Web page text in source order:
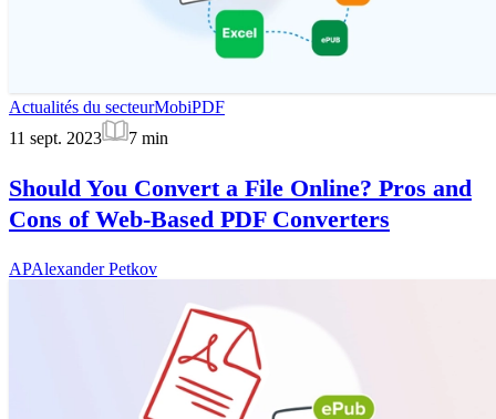
Actualités du secteurMobiPDF
11 sept. 2023
7 min
Should You Convert a File Online? Pros and
Cons of Web-Based PDF Converters
APAlexander Petkov